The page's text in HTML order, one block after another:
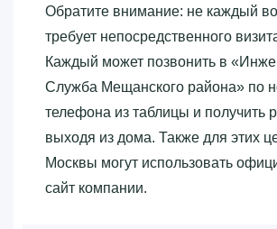
Обратите внимание: не каждый
требует непосредственного
Каждый может позвонить в
Служба Мещанского района»‎ по
телефона из таблицы и получить
выходя из дома. Также для этих
Москвы могут использовать
сайт компании.